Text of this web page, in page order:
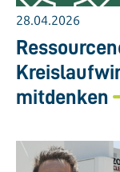
28.04.2026
mitdenken